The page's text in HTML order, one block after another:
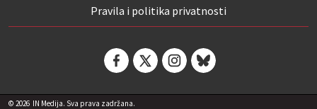
Pravila i politika privatnosti
© 2026 IN Medija. Sva prava zadržana.